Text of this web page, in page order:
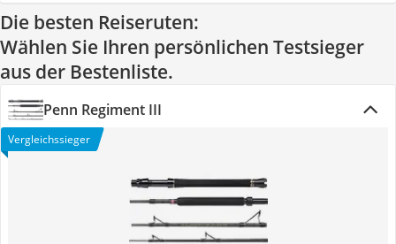
Die besten Reiseruten:
Wählen Sie Ihren persönlichen Testsieger
aus der Bestenliste.
Penn Regiment III
Vergleichssieger